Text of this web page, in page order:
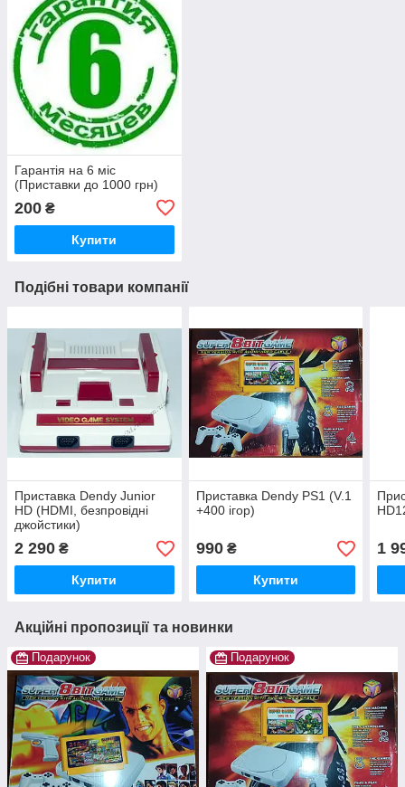
Гарантія на 6 міс
(Приставки до 1000 грн)
200 ₴
Купити
Подібні товари компанії
Приставка Dendy Junior
HD (HDMI, безпровідні
джойстики)
2 290 ₴
Купити
Приставка Dendy PS1 (V.1
+400 ігор)
990₴
Купити
1
Акційні пропозиції та новинки
Подарунок Подарунок